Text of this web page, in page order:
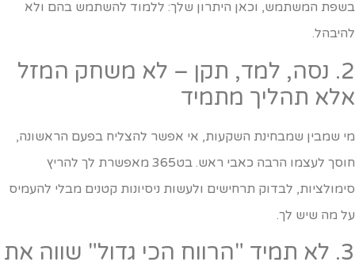
המשתמש, וכאן היתרון שלך: ללמוד להשתמש בהם ולא
2. נסה, למד, תקן – לא משחק המזל
תהליך מתמיד
שמבין שמבחינת השקעות, אי אפשר להצליח בפעם הראשונה,
חוסך לעצמו הרבה כאבי ראש. בט365 מאפשרת לך להריץ
לבדוק תרחישים ולעשות ניסיונות קטנים מבלי להעמיס
מה שיש לך.
3. לא תמיד "הרווח הכי גדול" שווה את